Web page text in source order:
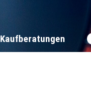
Kaufberatungen